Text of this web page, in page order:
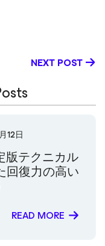
NEXT POST
12日
版テクニカル
回復力の高い
READ MORE